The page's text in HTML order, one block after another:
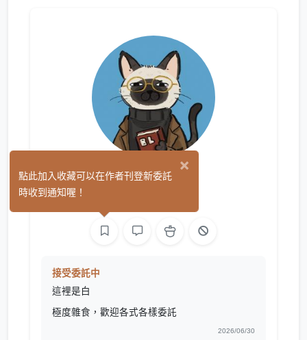
Yoanne
接受委託中
這裡是白
極度雜食，歡迎各式各樣委託
2026/06/30
×
點此加入收藏可以在作者刊登新委託
時收到通知喔！